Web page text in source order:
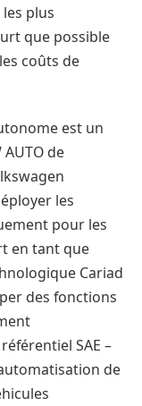
plus
que possible
coûts de
est un
de
les
pour les
en tant que
Cariad
des fonctions
SAE –
de